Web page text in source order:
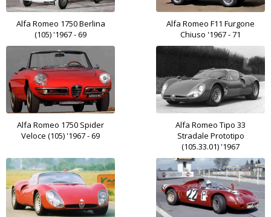
Alfa Romeo 1750 Berlina
(105) '1967 - 69
Alfa Romeo F11 Furgone
Chiuso '1967 - 71
Alfa Romeo 1750 Spider
Veloce (105) '1967 - 69
Alfa Romeo Tipo 33
Stradale Prototipo
(105.33.01) '1967